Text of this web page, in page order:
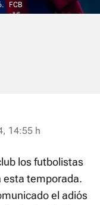
FCB
14:55 h
los futbolistas
esta temporada.
el adiós